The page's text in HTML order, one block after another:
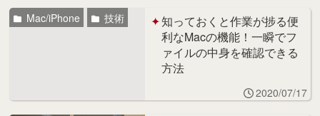
知っておくと作業が捗る便
利なMacの機能！一瞬でフ
ァイルの中身を確認できる
方法
Mac/iPhone 技術
2020/07/17